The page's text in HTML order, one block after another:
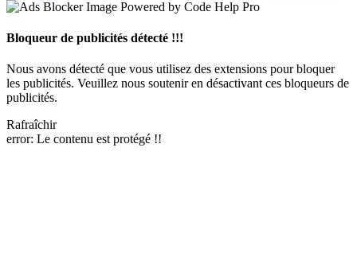
Bloqueur de publicités détecté !!!
Nous avons détecté que vous utilisez des extensions pour bloquer
les publicités. Veuillez nous soutenir en désactivant ces bloqueurs de
publicités.
Rafraîchir
error: Le contenu est protégé !!